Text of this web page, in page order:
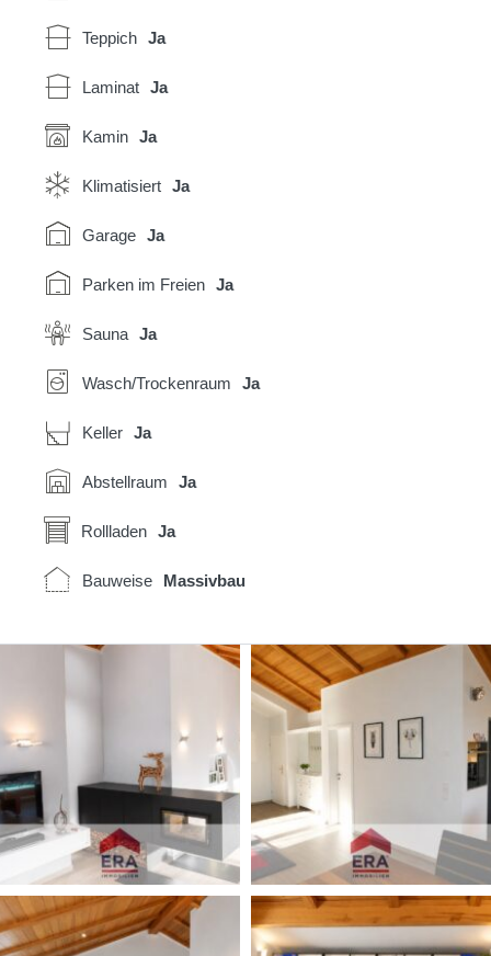
Teppich Ja
Laminat Ja
Kamin Ja
Klimatisiert Ja
Garage Ja
Parken im Freien Ja
Sauna Ja
Wasch/Trockenraum Ja
Keller Ja
Abstellraum Ja
Rollladen Ja
Bauweise Massivbau